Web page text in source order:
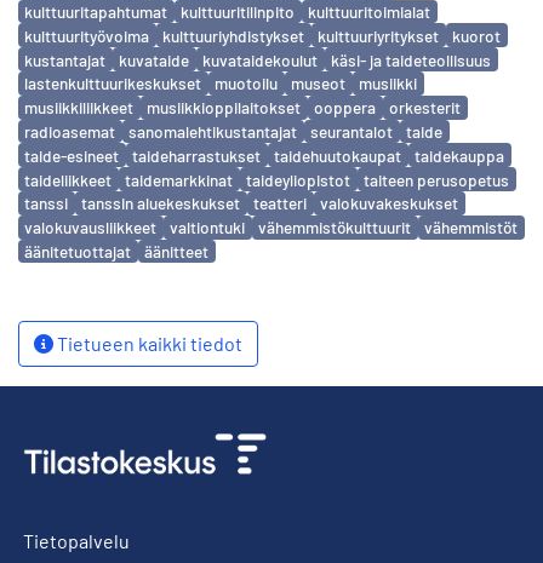
kulttuuritapahtumat
kulttuuritilinpito
kulttuuritoimialat
kulttuurityövoima
kulttuuriyhdistykset kulttuuriyritykset
kuorot
kustantajat
kuvataide kuvataidekoulut
käsi- ja taideteollisuus
lastenkulttuurikeskukset
muotoilu museot
musiikki
musiikkiliikkeet
musiikkioppilaitokset ooppera
orkesterit
radioasemat
sanomalehtikustantajat seurantalot
taide
taide-esineet
taideharrastukset taidehuutokaupat
taidekauppa
taideliikkeet
taidemarkkinat taideyliopistot
taiteen perusopetus
tanssi
tanssin aluekeskukset teatteri
valokuvakeskukset
valokuvausliikkeet
valtiontuki vähemmistökulttuurit
vähemmistöt
äänitetuottajat
äänitteet
Tietueen kaikki tiedot
Tietopalvelu